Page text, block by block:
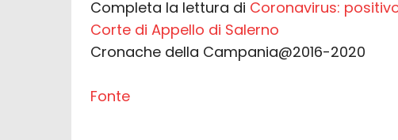
Completa la lettura di Coronavirus:
Corte di Appello di Salerno
Cronache della Campania@2016-2020
Fonte